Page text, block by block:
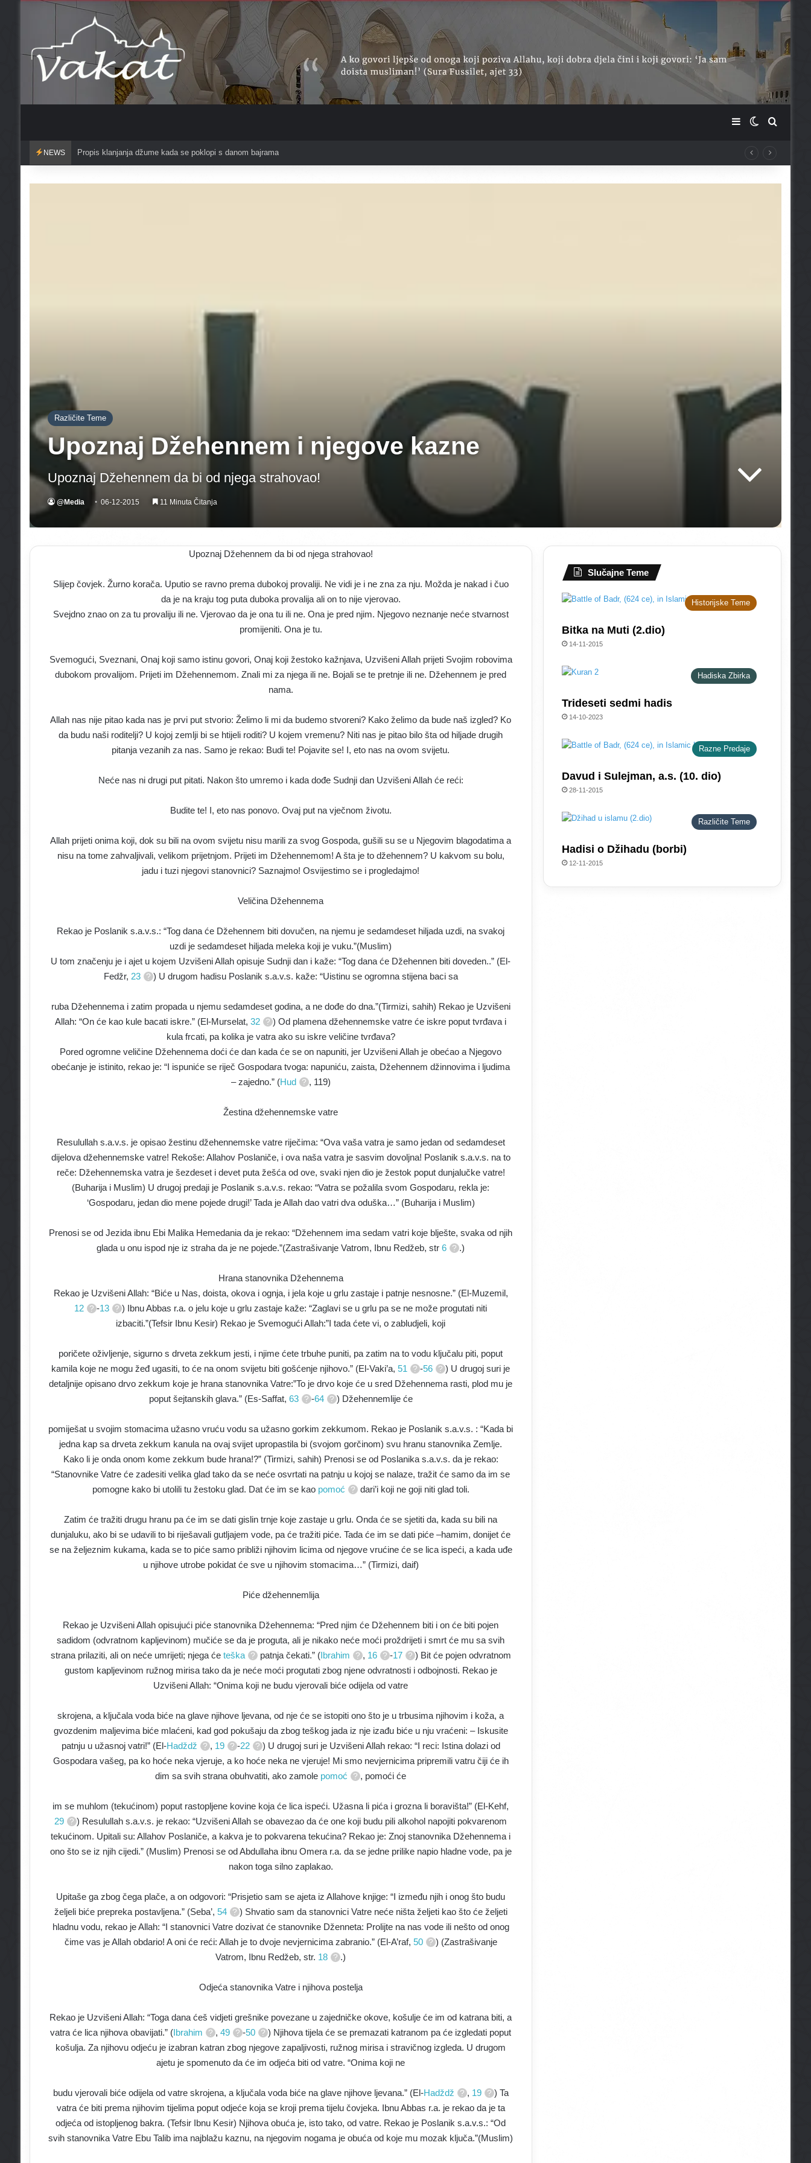
SidebarSwitch skin
NEWS Čuvajte se griješenja u mjesecu redžebu?
Različite Teme
Upoznaj Džehennem i njegove kazne
Upoznaj Džehennem da bi od njega strahovao!
@Media 06-12-2015 11 Minuta Čitanja
Upoznaj Džehennem da bi od njega strahovao!
Slijep čovjek. Žurno korača. Uputio se ravno prema dubokoj provaliji. Ne vidi je i ne zna za nju. Možda je nakad i čuo
da je na kraju tog puta duboka provalija ali on to nije vjerovao.
Svejdno znao on za tu provaliju ili ne. Vjerovao da je ona tu ili ne. Ona je pred njim. Njegovo neznanje neće stvarnost
promijeniti. Ona je tu.
Svemogući, Sveznani, Onaj koji samo istinu govori, Onaj koji žestoko kažnjava, Uzvišeni Allah prijeti Svojim robovima
dubokom provalijom. Prijeti im Džehennemom. Znali mi za njega ili ne. Bojali se te pretnje ili ne. Džehennem je pred
nama.
Allah nas nije pitao kada nas je prvi put stvorio: Želimo li mi da budemo stvoreni? Kako želimo da bude naš izgled? Ko
da budu naši roditelji? U kojoj zemlji bi se htijeli roditi? U kojem vremenu? Niti nas je pitao bilo šta od hiljade drugih
pitanja vezanih za nas. Samo je rekao: Budi te! Pojavite se! I, eto nas na ovom svijetu.
Neće nas ni drugi put pitati. Nakon što umremo i kada dođe Sudnji dan Uzvišeni Allah će reći:
Budite te! I, eto nas ponovo. Ovaj put na vječnom životu.
Allah prijeti onima koji, dok su bili na ovom svijetu nisu marili za svog Gospoda, gušili su se u Njegovim blagodatima a
nisu na tome zahvaljivali, velikom prijetnjom. Prijeti im Džehennemom! A šta je to džehennem? U kakvom su bolu,
jadu i tuzi njegovi stanovnici? Saznajmo! Osvijestimo se i progledajmo!
Veličina Džehennema
Rekao je Poslanik s.a.v.s.: “Tog dana će Džehennem biti dovučen, na njemu je sedamdeset hiljada uzdi, na svakoj
uzdi je sedamdeset hiljada meleka koji je vuku.”(Muslim)
U tom značenju je i ajet u kojem Uzvišeni Allah opisuje Sudnji dan i kaže: “Tog dana će Džehennen biti doveden..” (El-
Fedžr, 23 ) U drugom hadisu Poslanik s.a.v.s. kaže: “Uistinu se ogromna stijena baci sa
ruba Džehennema i zatim propada u njemu sedamdeset godina, a ne dođe do dna.”(Tirmizi, sahih) Rekao je Uzvišeni
Allah: “On će kao kule bacati iskre.” (El-Murselat,32
) Od plamena džehennemske vatre će iskre poput tvrđava i
kula frcati, pa kolika je vatra ako su iskre veličine tvrđava?
Pored ogromne veličine Džehennema doći će dan kada će se on napuniti, jer Uzvišeni Allah je obećao a Njegovo
obećanje je istinito, rekao je: “I ispuniće se riječ Gospodara tvoga: napuniću, zaista, Džehennem džinnovima i ljudima
– zajedno.” (Hud , 119)
Žestina džehennemske vatre
Resulullah s.a.v.s. je opisao žestinu džehennemske vatre riječima: “Ova vaša vatra je samo jedan od sedamdeset
dijelova džehennemske vatre! Rekoše: Allahov Poslaniče, i ova naša vatra je sasvim dovoljna! Poslanik s.a.v.s. na to
reče: Džehennemska vatra je šezdeset i devet puta žešća od ove, svaki njen dio je žestok poput dunjalučke vatre!
(Buharija i Muslim) U drugoj predaji je Poslanik s.a.v.s. rekao: “Vatra se požalila svom Gospodaru, rekla je:
‘Gospodaru, jedan dio mene pojede drugi!’ Tada je Allah dao vatri dva oduška…” (Buharija i Muslim)
Prenosi se od Jezida ibnu Ebi Malika Hemedania da je rekao: “Džehennem ima sedam vatri koje blješte, svaka od njih
glada u onu ispod nje iz straha da je ne pojede.”(Zastrašivanje Vatrom, Ibnu Redžeb, str6 .)
Hrana stanovnika Džehennema
Rekao je Uzvišeni Allah: “Biće u Nas, doista, okova i ognja, i jela koje u grlu zastaje i patnje nesnosne.” (El-Muzemil,
12
-13
) Ibnu Abbas r.a. o jelu koje u grlu zastaje kaže: “Zaglavi se u grlu pa se ne može progutati niti
izbaciti.”(Tefsir Ibnu Kesir) Rekao je Svemogući Allah:”I tada ćete vi, o zabludjeli, koji
poričete oživljenje, sigurno s drveta zekkum jesti, i njime ćete trbuhe puniti, pa zatim na to vodu ključalu piti, poput
kamila koje ne mogu žeđ ugasiti, to će na onom svijetu biti gošćenje njihovo.” (El-Vaki’a,51 -56
) U drugoj suri je
detaljnije opisano drvo zekkum koje je hrana stanovnika Vatre:”To je drvo koje će u sred Džehennema rasti, plod mu je
poput šejtanskih glava.” (Es-Saffat, 63 -64 ) Džehennemlije će
pomiješat u svojim stomacima užasno vruću vodu sa užasno gorkim zekkumom. Rekao je Poslanik s.a.v.s. : “Kada bi
jedna kap sa drveta zekkum kanula na ovaj svijet upropastila bi (svojom gorčinom) svu hranu stanovnika Zemlje.
Kako li je onda onom kome zekkum bude hrana!?” (Tirmizi, sahih) Prenosi se od Poslanika s.a.v.s. da je rekao:
“Stanovnike Vatre će zadesiti velika glad tako da se neće osvrtati na patnju u kojoj se nalaze, tražit će samo da im se
pomogne kako bi utolili tu žestoku glad. Dat će im se kao pomoć dari’i koji ne goji niti glad toli.
Zatim će tražiti drugu hranu pa će im se dati gislin trnje koje zastaje u grlu. Onda će se sjetiti da, kada su bili na
dunjaluku, ako bi se udavili to bi riješavali gutljajem vode, pa će tražiti piće. Tada će im se dati piće –hamim, donijet će
se na željeznim kukama, kada se to piće samo približi njihovim licima od njegove vrućine će se lica ispeći, a kada uđe
u njihove utrobe pokidat će sve u njihovim stomacima…” (Tirmizi, daif)
Piće džehennemlija
Rekao je Uzvišeni Allah opisujući piće stanovnika Džehennema: “Pred njim će Džehennem biti i on će biti pojen
sadidom (odvratnom kapljevinom) mučiće se da je proguta, ali je nikako neće moći proždrijeti i smrt će mu sa svih
strana prilaziti, ali on neće umrijeti; njega će teška patnja čekati.” (Ibrahim , 16 -17
) Bit će pojen odvratnom
gustom kapljevinom ružnog mirisa tako da je neće moći progutati zbog njene odvratnosti i odbojnosti. Rekao je
Uzvišeni Allah: “Onima koji ne budu vjerovali biće odijela od vatre
skrojena, a ključala voda biće na glave njihove ljevana, od nje će se istopiti ono što je u trbusima njihovim i koža, a
gvozdenim maljevima biće mlaćeni, kad god pokušaju da zbog teškog jada iz nje izađu biće u nju vraćeni: – Iskusite
patnju u užasnoj vatri!” (El-Hadždž , 19 -22
) U drugoj suri je Uzvišeni Allah rekao: “I reci: Istina dolazi od
Gospodara vašeg, pa ko hoće neka vjeruje, a ko hoće neka ne vjeruje! Mi smo nevjernicima pripremili vatru čiji će ih
dim sa svih strana obuhvatiti, ako zamole pomoć , pomoći će
im se muhlom (tekućinom) poput rastopljene kovine koja će lica ispeći. Užasna li pića i grozna li boravišta!” (El-Kehf,
29
) Resulullah s.a.v.s. je rekao: “Uzvišeni Allah se obavezao da će one koji budu pili alkohol napojiti pokvarenom
tekućinom. Upitali su: Allahov Poslaniče, a kakva je to pokvarena tekućina? Rekao je: Znoj stanovnika Džehennema i
ono što se iz njih cijedi.” (Muslim) Prenosi se od Abdullaha ibnu Omera r.a. da se jedne prilike napio hladne vode, pa je
nakon toga silno zaplakao.
Upitaše ga zbog čega plače, a on odgovori: “Prisjetio sam se ajeta iz Allahove knjige: “I između njih i onog što budu
željeli biće prepreka postavljena.” (Seba’, 54
) Shvatio sam da stanovnici Vatre neće ništa željeti kao što će željeti
hladnu vodu, rekao je Allah: “I stanovnici Vatre dozivat će stanovnike Dženneta: Prolijte na nas vode ili nešto od onog
čime vas je Allah obdario! A oni će reći: Allah je to dvoje nevjernicima zabranio.” (El-A’raf, 50
) (Zastrašivanje
Vatrom, Ibnu Redžeb, str. 18 .)
Odjeća stanovnika Vatre i njihova postelja
Rekao je Uzvišeni Allah: “Toga dana ćeš vidjeti grešnike povezane u zajedničke okove, košulje će im od katrana biti, a
vatra će lica njihova obavijati.” (Ibrahim ,49 -50
) Njihova tijela će se premazati katranom pa će izgledati poput
košulja. Za njihovu odjeću je izabran katran zbog njegove zapaljivosti, ružnog mirisa i stravičnog izgleda. U drugom
ajetu je spomenuto da će im odjeća biti od vatre. “Onima koji ne
budu vjerovali biće odijela od vatre skrojena, a ključala voda biće na glave njihove ljevana.” (El-Hadždž , 19
) Ta
vatra će biti prema njihovim tijelima poput odjeće koja se kroji prema tijelu čovjeka. Ibnu Abbas r.a. je rekao da je ta
odjeća od istopljenog bakra. (Tefsir Ibnu Kesir) Njihova obuća je, isto tako, od vatre. Rekao je Poslanik s.a.v.s.: “Od
svih stanovnika Vatre Ebu Talib ima najblažu kaznu, na njegovim nogama je obuća od koje mu mozak ključa.”(Muslim)
Slučajne Teme
Historijske Teme
Bitka na Muti (2.dio)
14-11-2015
Hadiska Zbirka
Trideseti sedmi hadis
14-10-2023
Razne Predaje
Davud i Sulejman, a.s. (10. dio)
28-11-2015
Različite Teme
Hadisi o Džihadu (borbi)
12-11-2015